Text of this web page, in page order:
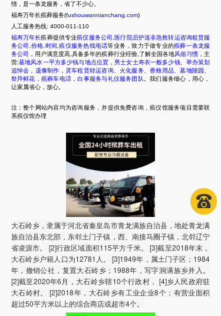
情，是一条龙服务，省了不少心。
福寿万年长殡葬服务(fushouwannianchang.com)
人工服务热线: 4000-011-110
福寿万年长殡葬提供专业殡仪服务公司 医疗院后护送非急救转运咨询租赁服
务公司 价格 时间 殡仪服务热线电话等业务，致力于做专业的殡葬一条龙服
务公司
，用户满意度高,具备多年的殡葬行业经验,了解全国各地风俗习惯 ，主
营:墓地风水一平方多少钱与地点位置 ， 男士女士寿衣一般多少钱、 举办策划
追悼会 ， 遗像制作 ， 灵车租赁转运咨询、 火化服务、香烛用品 、墓地陵园
祭拜鲜花 ， 殡葬车电话 ，白事服务与礼仪服务团队
。我们服务细心，用心，
让家属省心，放心。
注：整个网站内容均为咨询服务，并提供免费咨询，殡仪馆服务项目需要联
系殡仪馆办理
大石岭乡，隶属于河北省秦皇岛市青龙满族自治县，地处青龙满
族自治县东北部，东邻土门子镇，西、南接马圈子镇，北邻辽宁
省凌源市。 [2]行政区域面积115平方千米。 [3]截至2018年末，
大石岭乡户籍人口为12781人。 [3]1949年，属土门子区；1984
年，撤销公社，复置大石岭乡；1988年，写字洞满族乡并入。
[2]截至2020年6月，大石岭乡辖10个行政村， [4]乡人民政府驻
大石岭村。 [2]2018年，大石岭乡有工业企业8个；有营业面积
超过50平方米以上的综合商店或超市4个。